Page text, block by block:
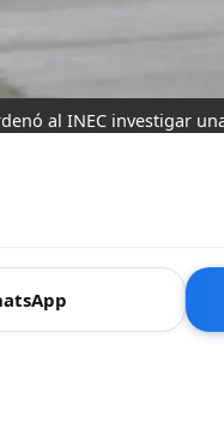
al INEC investigar